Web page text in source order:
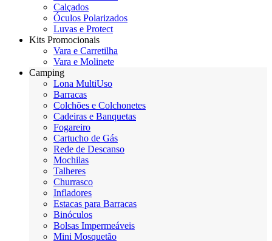
Calçados
Óculos Polarizados
Luvas e Protect
Kits Promocionais
Vara e Carretilha
Vara e Molinete
Camping
Lona MultiUso
Barracas
Colchões e Colchonetes
Cadeiras e Banquetas
Fogareiro
Cartucho de Gás
Rede de Descanso
Mochilas
Talheres
Churrasco
Infladores
Estacas para Barracas
Binóculos
Bolsas Impermeáveis
Mini Mosquetão